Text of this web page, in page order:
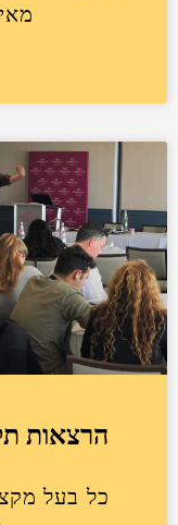
הרצאות
כל בעל